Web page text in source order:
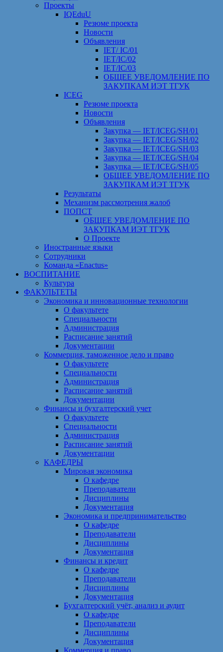
Проекты
IQEduU
Резюме проекта
Новости
Объявления
IET/ IC/01
IET/IC/02
IET/IC/03
ОБЩЕЕ УВЕДОМЛЕНИЕ ПО
ЗАКУПКАМ ИЭТ ТГУК
ICEG
Резюме проекта
Новости
Объявления
Закупка — IET/ICEG/SH/01
Закупка — IET/ICEG/SH/02
Закупка — IET/ICEG/SH/03
Закупка — IET/ICEG/SH/04
Закупка — IET/ICEG/SH/05
ОБЩЕЕ УВЕДОМЛЕНИЕ ПО
ЗАКУПКАМ ИЭТ ТГУК
Результаты
Механизм рассмотрения жалоб
ПОПСТ
ОБЩЕЕ УВЕДОМЛЕНИЕ ПО
ЗАКУПКАМ ИЭТ ТГУК
О Проекте
Иностранные языки
Сотрудники
Команда «Enactus»
ВОСПИТАНИЕ
Культура
ФАКУЛЬТЕТЫ
Экономика и инновационные технологии
О факультете
Специальности
Администрация
Расписание занятий
Документации
Коммерция, таможенное дело и право
О факультете
Специальности
Администрация
Расписание занятий
Документации
Финансы и бухгалтерский учет
О факультете
Специальности
Администрация
Расписание занятий
Документации
КАФЕДРЫ
Мировая экономика
О кафедре
Преподаватели
Дисциплины
Документация
Экономика и предпринимательство
О кафедре
Преподаватели
Дисциплины
Документация
Финансы и кредит
О кафедре
Преподаватели
Дисциплины
Документация
Бухгалтерский учёт, анализ и аудит
О кафедре
Преподаватели
Дисциплины
Документация
Коммерция и право